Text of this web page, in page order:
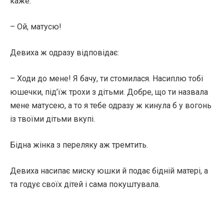
– Ой, матусю!
Девиха ж одразу відповідає:
– Ходи до мене! Я бачу, ти стомилася. Насиплю тобі
юшечки, під’їж трохи з дітьми. Добре, що ти назвала
мене матусею, а то я тебе одразу ж кинула б у вогонь
із твоїми дітьми вкупі.
Бідна жінка з переляку аж тремтить.
Девиха насипає миску юшки й подає бідній матері, а
та годує своїх дітей і сама покуштувала.